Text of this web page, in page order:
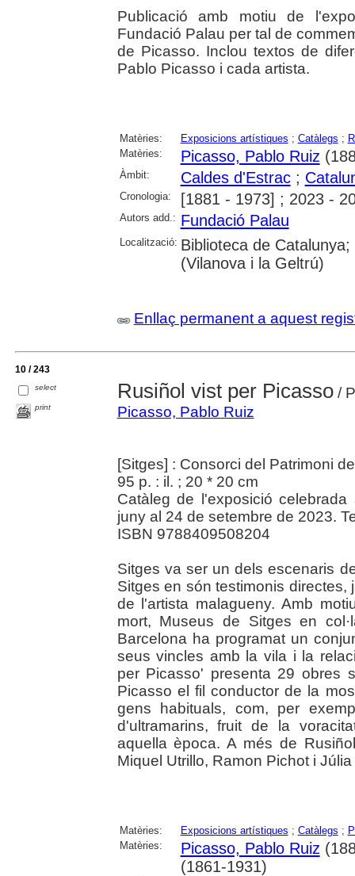
Publicació amb motiu de
Fundació Palau per tal de
de Picasso. Inclou textos de
Pablo Picasso i cada artista.
Matèries: Exposicions artístiques ; Catàlegs ;
Matèries:
Picasso, Pablo Ruiz
Àmbit: Caldes d'Estrac;
Cronologia: [1881 - 1973] ; 2023 -
Autors add.: Fundació Palau
Localització: Biblioteca de
(Vilanova i la Geltrú)
Enllaç permanent a aquest
10 / 243
select
print
Rusiñol vist per Picasso/
Picasso, Pablo Ruiz
[Sitges] : Consorci del Patrimoni
95 p. : il. ; 20 * 20 cm
Catàleg de l'exposició
juny al 24 de setembre de 2023.
ISBN 9788409508204
Sitges va ser un dels escenaris
Sitges en són testimonis
de l'artista malagueny. Amb
mort, Museus de Sitges en
Barcelona ha programat un
seus vincles amb la vila i la
per Picasso' presenta 29 obres
Picasso el fil conductor de la
gens habituals, com, per
d'ultramarins, fruit de la
aquella època. A més de
Miquel Utrillo, Ramon Pichot i
Matèries: Exposicions artístiques ; Catàlegs ;
Matèries:
Picasso, Pablo Ruiz
(1861-1931)